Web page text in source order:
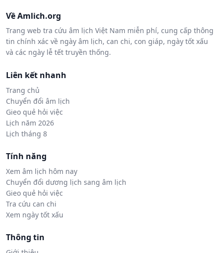
Về Amlich.org
Trang web tra cứu âm lịch Việt Nam miễn phí, cung cấp thông
tin chính xác về ngày âm lịch, can chi, con giáp, ngày tốt xấu
và các ngày lễ tết truyền thống.
Liên kết nhanh
Trang chủ
Chuyển đổi âm lịch
Gieo quẻ hỏi việc
Lịch năm 2026
Lịch tháng 8
Tính năng
Xem âm lịch hôm nay
Chuyển đổi dương lịch sang âm lịch
Gieo quẻ hỏi việc
Tra cứu can chi
Xem ngày tốt xấu
Thông tin